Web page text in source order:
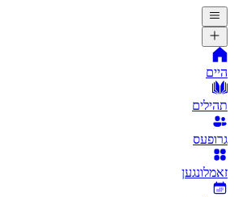
היים
תהילים
גרופעס
זאמלונגען